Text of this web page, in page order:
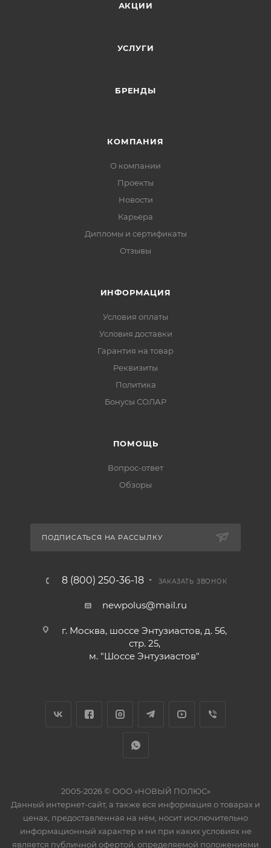
АКЦИИ
УСЛУГИ
БРЕНДЫ
КОМПАНИЯ
О компании
Проекты
Новости
Карьера
Дипломы и сертификаты
Отзывы
ИНФОРМАЦИЯ
Условия оплаты
Условия доставки
Гарантия на товар
Реквизиты
Политика
Бонусы СОЛАР
ПОМОЩЬ
Вопрос-ответ
Обзоры
ПОДПИСАТЬСЯ НА РАССЫЛКУ
8 (800) 250-36-18 ЗАКАЗАТЬ ЗВОНОК
newpolus@mail.ru
г. Москва, шоссе Энтузиастов, д. 56,
стр. 25,
м. "Шоссе Энтузиастов"
2005-2026 © ООО «НОВЫЙ ПОЛЮС»
Данный интернет-сайт, а также вся информация о товарах и
ценах, предоставленная на нём, носит исключительно
информационный характер и ни при каких условиях не
является публичной офертой, определяемой положениями